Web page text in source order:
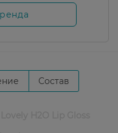
Состав